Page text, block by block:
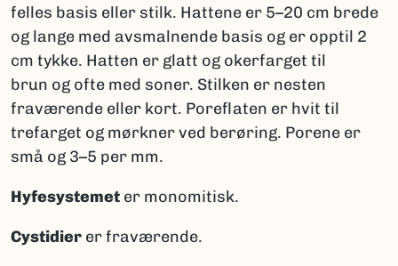
felles basis eller stilk. Hattene er 5–20 cm brede
og lange med avsmalnende basis og er opptil 2
cm tykke. Hatten er glatt og okerfarget til
brun og ofte med soner. Stilken er nesten
fraværende eller kort. Poreflaten er hvit til
trefarget og mørkner ved berøring. Porene er
små og 3–5 per mm.
Hyfesystemet er monomitisk.
Cystidier er fraværende.